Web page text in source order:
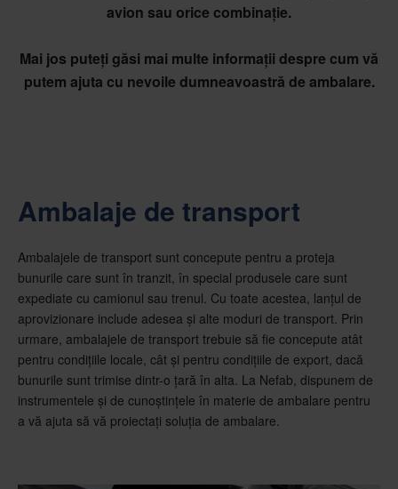
avion sau orice combinație.
Mai jos puteți găsi mai multe informații despre cum vă
putem ajuta cu nevoile dumneavoastră de ambalare.
Ambalaje de transport
Ambalajele de transport sunt concepute pentru a proteja
bunurile care sunt în tranzit, în special produsele care sunt
expediate cu camionul sau trenul. Cu toate acestea, lanțul de
aprovizionare include adesea și alte moduri de transport. Prin
urmare, ambalajele de transport trebuie să fie concepute atât
pentru condițiile locale, cât și pentru condițiile de export, dacă
bunurile sunt trimise dintr-o țară în alta. La Nefab, dispunem de
instrumentele și de cunoștințele în materie de ambalare pentru
a vă ajuta să vă proiectați soluția de ambalare.